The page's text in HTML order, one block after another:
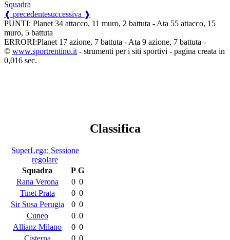
Squadra
❰ precedentesuccessiva ❱
PUNTI: Planet 34 attacco, 11 muro, 2 battuta - Ata 55 attacco, 15
muro, 5 battuta
ERRORI:Planet 17 azione, 7 battuta - Ata 9 azione, 7 battuta -
© www.sportrentino.it - strumenti per i siti sportivi - pagina creata in
0,016 sec.
Classifica
SuperLega: Sessione
regolare
Squadra
P G
Rana Verona
0 0
Tinet Prata
0 0
Sir Susa Perugia
0 0
Cuneo
0 0
Allianz Milano
0 0
Cisterna
0 0